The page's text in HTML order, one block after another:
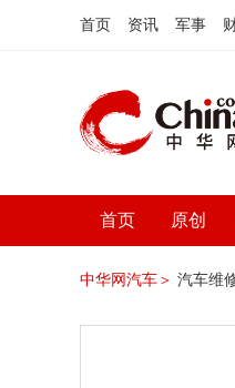
首页 资讯 军事
首页 原创
中华网汽车＞ 汽车维